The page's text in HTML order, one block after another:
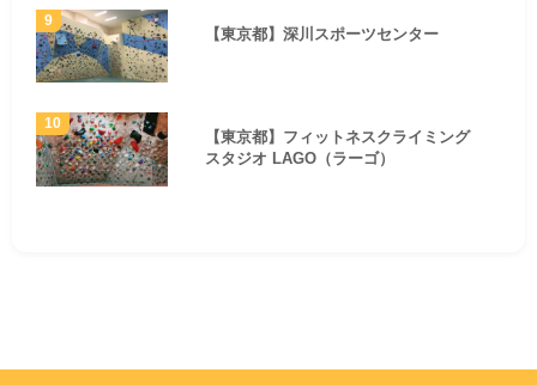
【東京都】深川スポーツセンター
【東京都】フィットネスクライミング
スタジオ LAGO（ラーゴ）